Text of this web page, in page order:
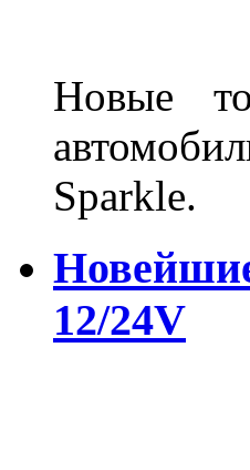
Новые
Sparkle.
12/24V